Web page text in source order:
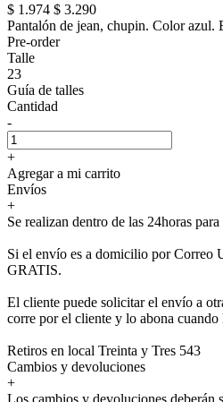
$ 1.974 $ 3.290
Pantalón de jean, chupin. Color azul.
Pre-order
Talle
23
Guía de talles
Cantidad
-
+
Agregar a mi carrito
Envíos
+
Se realizan dentro de las 24horas
Si el envío es a domicilio por Correo
GRATIS.
El cliente puede solicitar el envío a
corre por el cliente y lo abona cuando
Retiros en local Treinta y Tres 543
Cambios y devoluciones
+
Los cambios y devoluciones deberán